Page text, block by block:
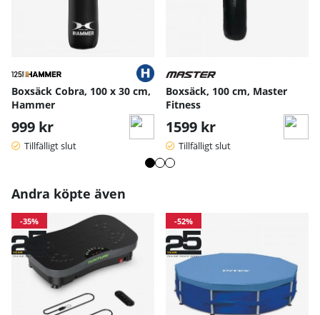
Boxsäck Cobra, 100 x 30 cm,
Hammer
999 kr
Tillfälligt slut
Boxsäck, 100 cm, Master
Fitness
1599 kr
Tillfälligt slut
Andra köpte även
-35% -52%